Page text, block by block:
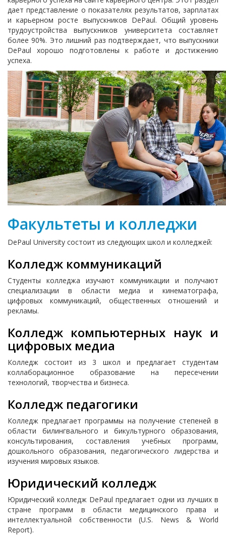
дает представление о показателях результатов, зарплатах
и карьерном росте выпускников DePaul. Общий уровень
трудоустройства выпускников университета составляет
более 90%. Это лишний раз подтверждает, что выпускники
DePaul хорошо подготовлены к работе и достижению
успеха.
Факультеты и колледжи
DePaul University состоит из следующих школ и колледжей:
Колледж коммуникаций
Студенты колледжа изучают коммуникации и получают
специализации в области медиа и кинематографа,
цифровых коммуникаций, общественных отношений и
рекламы.
Колледж компьютерных наук и
цифровых медиа
Колледж состоит из 3 школ и предлагает студентам
коллаборационное образование на пересечении
технологий, творчества и бизнеса.
Колледж педагогики
Колледж предлагает программы на получение степеней в
области билингвального и бикультурного образования,
консультирования, составления учебных программ,
дошкольного образования, педагогического лидерства и
изучения мировых языков.
Юридический колледж
Юридический колледж DePaul предлагает одни из лучших в
стране программ в области медицинского права и
интеллектуальной собственности (U.S. News & World
Report).